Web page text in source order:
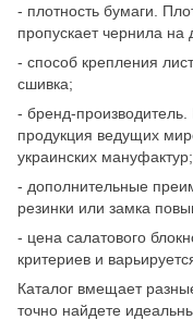
- плотность бумаги.
пропускает чернила на
- способ крепления
сшивка;
- бренд-
продукция ведущих
украинских мануфактур;
- дополнительные
резинки или замка
- цена салатового
критериев и
Каталог вмещает
точно найдете